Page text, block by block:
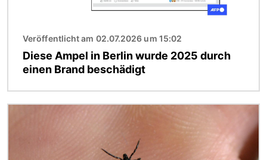
Veröffentlicht am 02.07.2026 um 15:02
Diese Ampel in Berlin wurde 2025 durch
einen Brand beschädigt